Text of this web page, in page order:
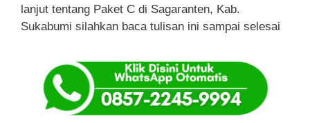
lanjut tentang Paket C di Sagaranten, Kab.
Sukabumi silahkan baca tulisan ini sampai selesai